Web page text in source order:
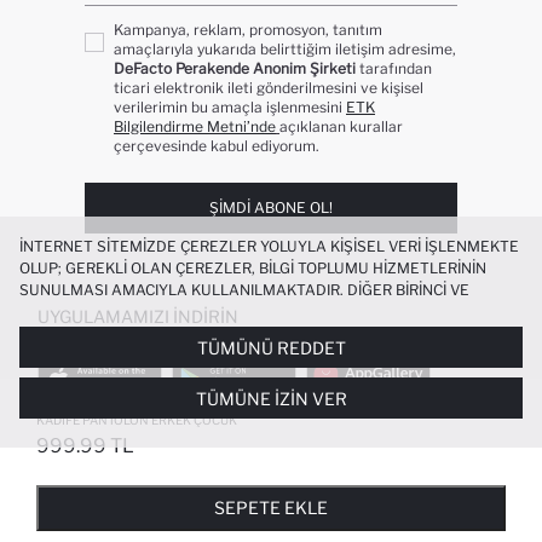
%100 PAMUK STANDART PAÇA FITILLI
KADIFE PANTOLON ERKEK ÇOCUK
999.99 TL
SEPETE EKLE
Kampanya, reklam, promosyon, tanıtım
amaçlarıyla yukarıda belirttiğim iletişim adresime,
DeFacto Perakende Anonim Şirketi tarafından
ticari elektronik ileti gönderilmesini ve kişisel
verilerimin bu amaçla işlenmesini ETK
Bilgilendirme Metni’nde açıklanan kurallar
çerçevesinde kabul ediyorum.
ŞIMDI ABONE OL!
UYGULAMAMIZI İNDIRIN
POPÜLER KATEGORILER
KADIN BEYAZ TIŞÖRT
İNTERNET SITEMIZDE ÇEREZLER YOLUYLA KIŞISEL VERI IŞLENMEKTE
OLUP; GEREKLI OLAN ÇEREZLER, BILGI TOPLUMU HIZMETLERININ
SUNULMASI AMACIYLA KULLANILMAKTADIR. DIĞER BIRINCI VE
ÜÇÜNCÜ TARAF ÇEREZLER ISE SIZE DAHA IYI BIR ALIŞVERIŞ
DENEYIMI SUNULABILMESI, SITEMIZIN DAHA IŞLEVSEL KILINMASI VE
KIŞISELLEŞTIRMESI VE AÇIK RIZA VERMENIZ HALINDE, SIZLERE
YÖNELIK PAZARLAMA FAALIYETLERININ YAPILMASI AMAÇLARIYLA
SINIRLI OLARAK KULLANILACAKTIR. ÇEREZLERE DAIR TERCIHLERINIZI
ÇEREZ TERCIHLERIPANELI ARACILIĞIYLA HER ZAMAN YÖNETEBILIR,
ÇEREZLERLE ILGILI DAHA DETAYLI BILGIYE
TÜMÜNÜ REDDET
TÜMÜNE İZIN VER